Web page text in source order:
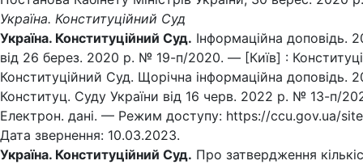
Україна. Конституційний Суд
Україна. Конституційний Суд. Інформаційна доповідь.
від 26 берез. 2020 р. № 19-п/2020. — [Київ] :
Конституційний Суд. Щорічна інформаційна
Конституц. Суду України від 16 черв. 2022 р. № 13-п/
Електрон. дані. — Режим доступу: https://ccu.gov.ua/
Дата звернення: 10.03.2023.
Україна. Конституційний Суд. Про затвердження